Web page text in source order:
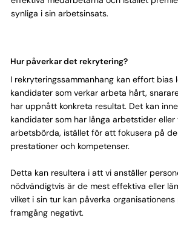
synliga i sin arbetsinsats.
Hur påverkar det rekrytering?
I rekryteringssammanhang kan effort bias
kandidater som verkar arbeta hårt,
har uppnått konkreta resultat. Det kan
kandidater som har långa arbetstider eller
arbetsbörda, istället för att fokusera på
prestationer och kompetenser.
Detta kan resultera i att vi anställer
nödvändigtvis är de mest effektiva eller
vilket i sin tur kan påverka
framgång negativt.